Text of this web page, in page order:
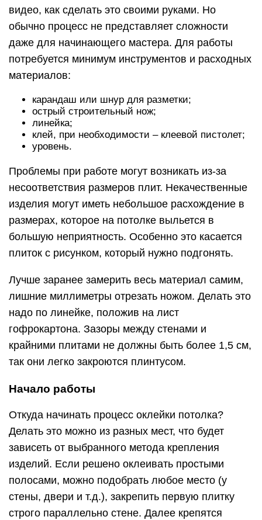
видео, как сделать это своими руками. Но
обычно процесс не представляет сложности
даже для начинающего мастера. Для работы
потребуется минимум инструментов и расходных
материалов:
карандаш или шнур для разметки;
острый строительный нож;
линейка;
клей, при необходимости – клеевой пистолет;
уровень.
Проблемы при работе могут возникать из-за
несоответствия размеров плит. Некачественные
изделия могут иметь небольшое расхождение в
размерах, которое на потолке выльется в
большую неприятность. Особенно это касается
плиток с рисунком, который нужно подгонять.
Лучше заранее замерить весь материал самим,
лишние миллиметры отрезать ножом. Делать это
надо по линейке, положив на лист
гофрокартона. Зазоры между стенами и
крайними плитами не должны быть более 1,5 см,
так они легко закроются плинтусом.
Начало работы
Откуда начинать процесс оклейки потолка?
Делать это можно из разных мест, что будет
зависеть от выбранного метода крепления
изделий. Если решено оклеивать простыми
полосами, можно подобрать любое место (у
стены, двери и т.д.), закрепить первую плитку
строго параллельно стене. Далее крепятся